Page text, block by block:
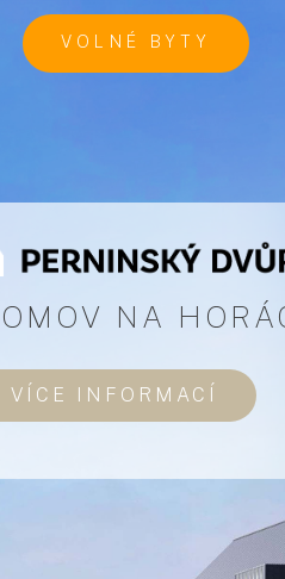
VOLNÉ BYTY
APARTMÁNY
CENÍK